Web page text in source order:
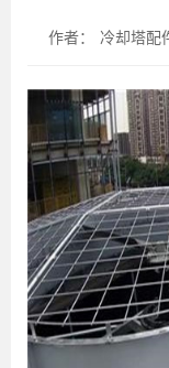
作者： 冷却塔配